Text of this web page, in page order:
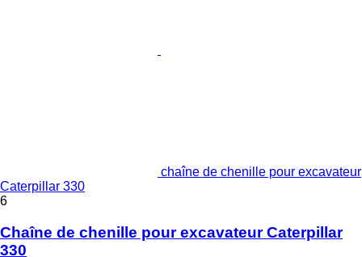
chaîne de chenille pour excavateur
Caterpillar 330
6
Chaîne de chenille pour excavateur Caterpillar
330